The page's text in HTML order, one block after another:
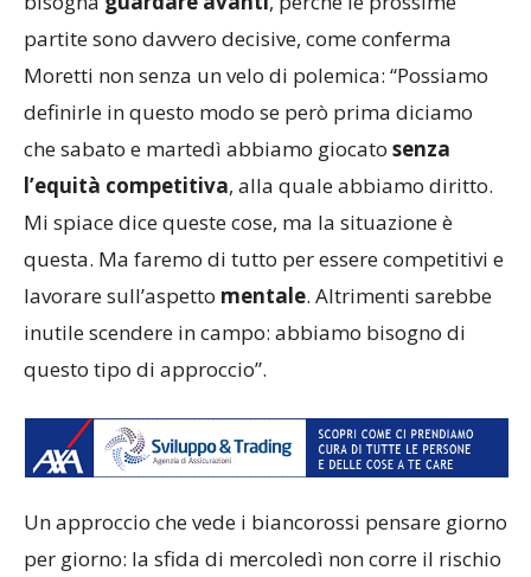
partite sono davvero decisive, come conferma
Moretti non senza un velo di polemica: “Possiamo
definirle in questo modo se però prima diciamo
che sabato e martedì abbiamo giocato senza
l’equità competitiva, alla quale abbiamo diritto.
Mi spiace dice queste cose, ma la situazione è
questa. Ma faremo di tutto per essere competitivi e
lavorare sull’aspetto mentale. Altrimenti sarebbe
inutile scendere in campo: abbiamo bisogno di
questo tipo di approccio”.
Un approccio che vede i biancorossi pensare giorno
per giorno: la sfida di mercoledì non corre il rischio